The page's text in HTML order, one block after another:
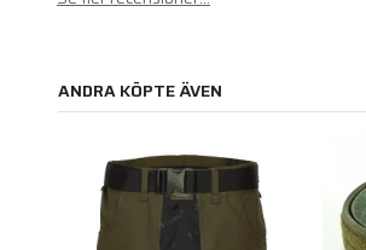
ANDRA KÖPTE ÄVEN